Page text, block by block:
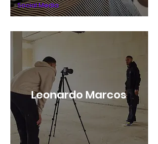
Social Media
Leonardo Marcos